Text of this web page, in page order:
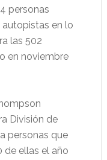
personas
en lo
las 502
en noviembre
División de
personas que
de ellas el año